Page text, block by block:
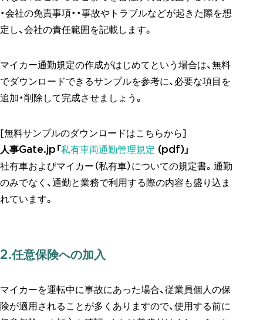
・会社の免責事項・・事故やトラブルなどが起きた際を想
定し、会社の責任範囲を記載します。
マイカー通勤規定の作成がはじめてという場合は、無料
でダウンロードできるサンプルを参考に、必要な項目を
追加・削除して完成させましょう。
[無料サンプルのダウンロードはこちらから]
人事Gate.jp「 私有車両通勤管理規定 (pdf)」
社有車およびマイカー（私有車）についての規定書。通勤
のみでなく、通勤と業務で利用する際の内容も盛り込ま
れています。
2.任意保険への加入
マイカーを運転中に事故にあった場合、従業員個人の保
険が適用されることが多くありますので、使用する前に